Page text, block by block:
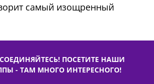
самый изощренный
ПОСЕТИТЕ НАШИ
- ТАМ МНОГО ИНТЕРЕСНОГО!